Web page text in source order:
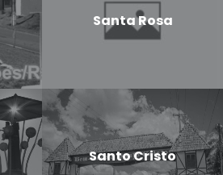
Santa Rosa
Santo Cristo